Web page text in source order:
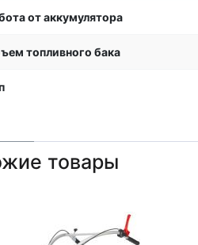
от аккумулятора
топливного бака
товары